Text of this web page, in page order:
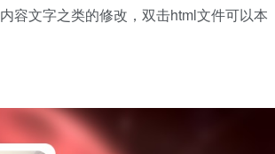
容文字之类的修改，双击html文件可以本